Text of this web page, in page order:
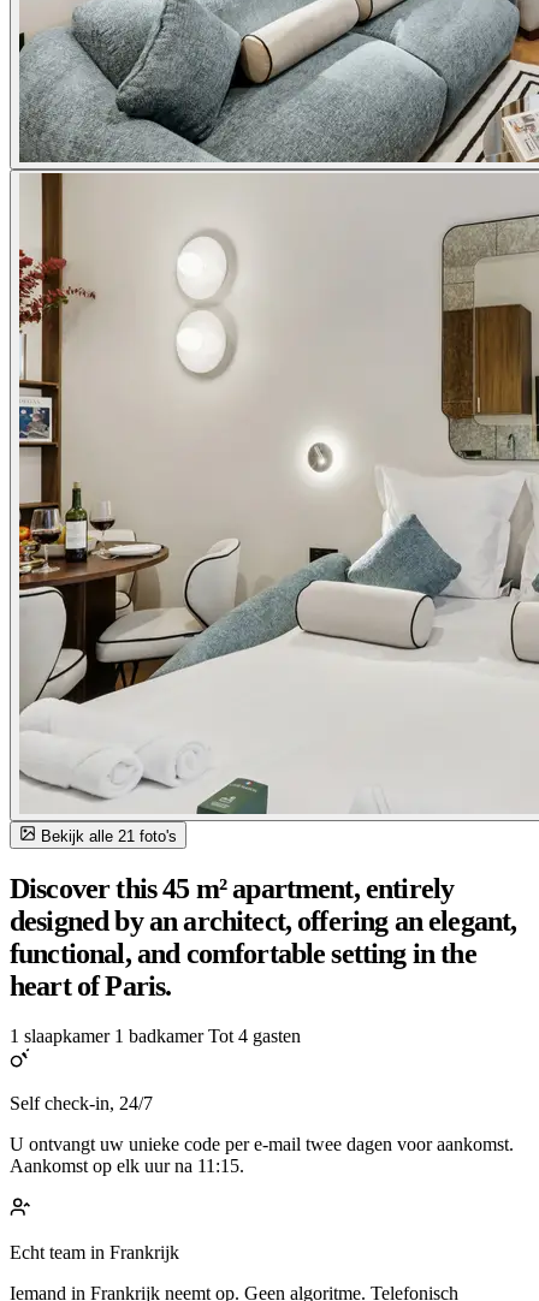
Bekijk alle 21 foto's
Discover this 45 m² apartment, entirely
designed by an architect, offering an elegant,
functional, and comfortable setting in the
heart of Paris.
1 slaapkamer 1 badkamer Tot 4 gasten
Self check-in, 24/7
U ontvangt uw unieke code per e-mail twee dagen voor aankomst.
Aankomst op elk uur na 11:15.
Echt team in Frankrijk
Iemand in Frankrijk neemt op. Geen algoritme. Telefonisch